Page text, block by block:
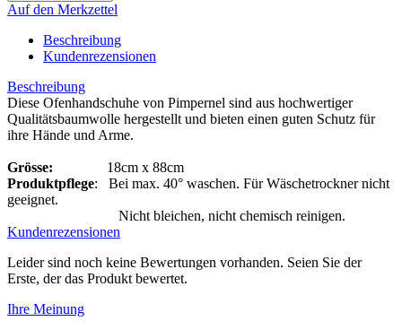
Auf den Merkzettel
Beschreibung
Kundenrezensionen
Beschreibung
Diese Ofenhandschuhe von Pimpernel sind aus hochwertiger
Qualitätsbaumwolle hergestellt und bieten einen guten Schutz für
ihre Hände und Arme.
Grösse: 18cm x 88cm
Produktpflege: Bei max. 40° waschen. Für Wäschetrockner nicht
geeignet.
Nicht bleichen, nicht chemisch reinigen.
Kundenrezensionen
Leider sind noch keine Bewertungen vorhanden. Seien Sie der
Erste, der das Produkt bewertet.
Ihre Meinung